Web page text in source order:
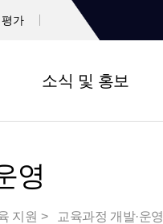
가
소식 및 홍보
영
지원 교육과정 개발·운영